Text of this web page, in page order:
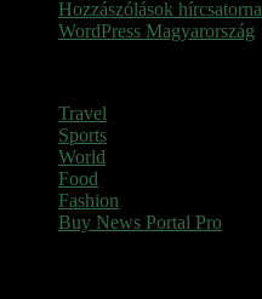
Hozzászólások hírcsatorna
WordPress Magyarország
Travel
Sports
World
Food
Fashion
Buy News Portal Pro